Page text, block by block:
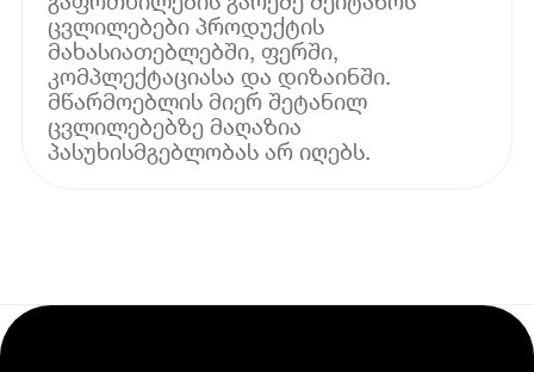
ცვლილებები პროდუქტის
მახასიათებლებში, ფერში,
კომპლექტაციასა და დიზაინში.
მწარმოებლის მიერ შეტანილ
ცვლილებებზე მაღაზია
პასუხისმგებლობას არ იღებს.